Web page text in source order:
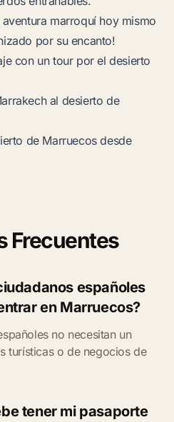
marroquí hoy mismo
por su encanto!
con un tour por el desierto
al desierto de
de Marruecos desde
Frecuentes
españoles
en Marruecos?
no necesitan un
turísticas o de negocios de
tener mi pasaporte